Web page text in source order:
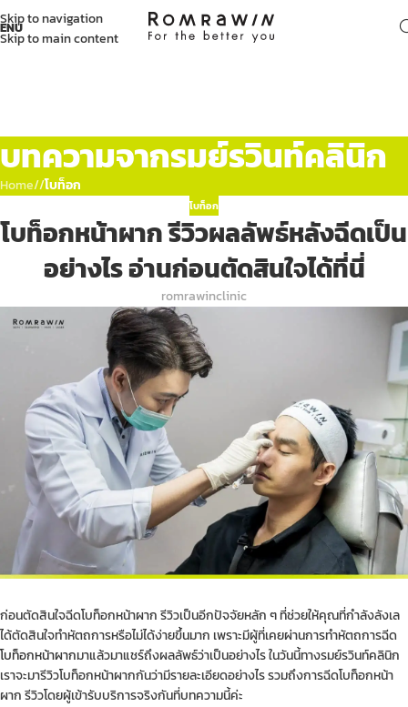
Skip to navigation
Skip to main content
บทความจากรมย์รวินท์คลินิก
Home/ โบท็อก
โบท็อก
โบท็อกหน้าผาก รีวิวผลลัพธ์หลังฉีดเป็น
อย่างไร อ่านก่อนตัดสินใจได้ที่นี่
romrawinclinic
ก่อนตัดสินใจฉีดโบท็อกหน้าผาก รีวิวเป็นอีกปัจจัยหลัก ๆ ที่ช่วยให้คุณที่กำลังลังเล
ได้ตัดสินใจทำหัตถการหรือไม่ได้ง่ายขึ้นมาก เพราะมีผู้ที่เคยผ่านการทำหัตถการฉีด
โบท็อกหน้าผากมาแล้วมาแชร์ถึงผลลัพธ์ว่าเป็นอย่างไร ในวันนี้ทางรมย์รวินท์คลินิก
เราจะมารีวิวโบท็อกหน้าผากกันว่ามีรายละเอียดอย่างไร รวมถึงการฉีดโบท็อกหน้า
ผาก รีวิวโดยผู้เข้ารับบริการจริงกันที่บทความนี้ค่ะ